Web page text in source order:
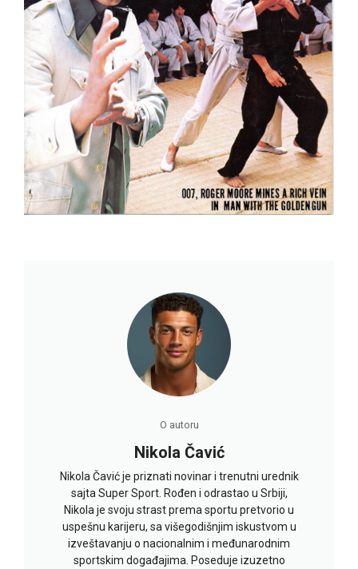
O autoru
Nikola Čavić
Nikola Čavić je priznati novinar i trenutni urednik
sajta Super Sport. Rođen i odrastao u Srbiji,
Nikola je svoju strast prema sportu pretvorio u
uspešnu karijeru, sa višegodišnjim iskustvom u
izveštavanju o nacionalnim i međunarodnim
sportskim događajima. Poseduje izuzetno